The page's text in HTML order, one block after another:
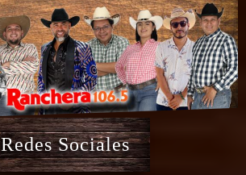
Redes Sociales